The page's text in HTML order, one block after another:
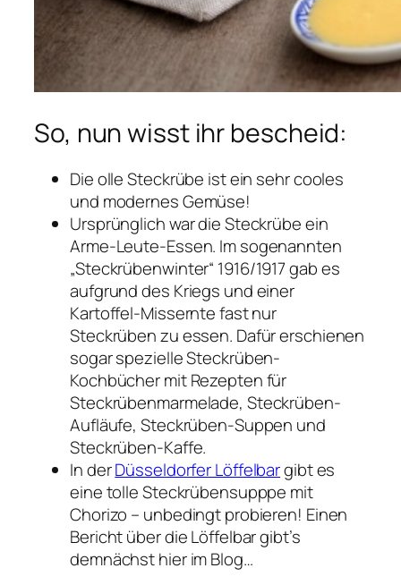
So, nun wisst ihr bescheid:
Die olle Steckrübe ist ein sehr cooles
und modernes Gemüse!
Ursprünglich war die Steckrübe ein
Arme-Leute-Essen. Im sogenannten
„Steckrübenwinter“ 1916/1917 gab es
aufgrund des Kriegs und einer
Kartoffel-Missernte fast nur
Steckrüben zu essen. Dafür erschienen
sogar spezielle Steckrüben-
Kochbücher mit Rezepten für
Steckrübenmarmelade, Steckrüben-
Aufläufe, Steckrüben-Suppen und
Steckrüben-Kaffe.
In derDüsseldorfer Löffelbargibt es
eine tolle Steckrübensupppe mit
Chorizo – unbedingt probieren! Einen
Bericht über die Löffelbar gibt’s
demnächst hier im Blog…